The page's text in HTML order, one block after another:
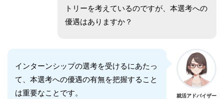
トリーを考えているのですが、本選考への
優遇はありますか？
インターンシップの選考を受けるにあたっ
て、本選考への優遇の有無を把握すること
は重要なことです。
就活アドバイザー